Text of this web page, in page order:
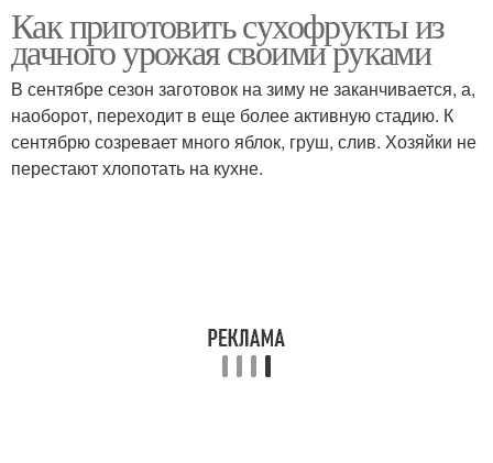
Как приготовить сухофрукты из
дачного урожая своими руками
В сентябре сезон заготовок на зиму не заканчивается, а,
наоборот, переходит в еще более активную стадию. К
сентябрю созревает много яблок, груш, слив. Хозяйки не
перестают хлопотать на кухне.